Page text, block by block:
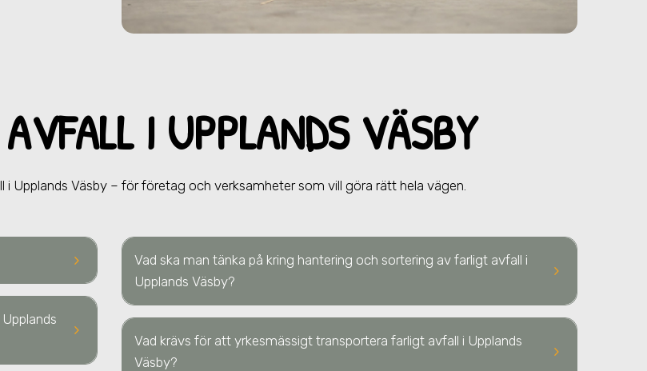
I UPPLANDS VÄSBY
i Upplands Väsby – för företag och verksamheter som vill göra rätt hela vägen.
keyboard_arrow_right
keyboard_arrow_right
Upplands
keyboard_arrow_right
Vad ska man tänka på kring hantering och sortering av farligt avfall i
Upplands Väsby?
keyboard_arrow_right
Vad krävs för att yrkesmässigt transportera farligt avfall i Upplands
Väsby?